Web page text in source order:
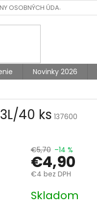
OSOBNÝCH ÚDAJOV
Novinky 2026
40 ks 137600
€5,70 –14 %
€4,90
€4 bez DPH
cena:
Skladom